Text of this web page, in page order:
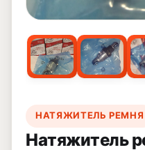
НАТЯЖИТЕЛЬ РЕМНЯ
Натяжитель